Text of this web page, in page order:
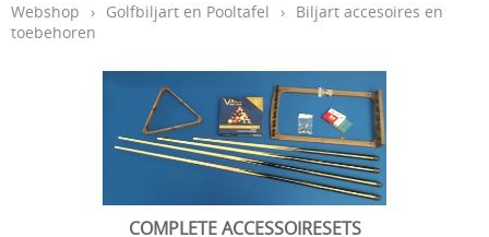
Webshop › Golfbiljart en Pooltafel › Biljart accesoires en
toebehoren
COMPLETE ACCESSOIRESETS